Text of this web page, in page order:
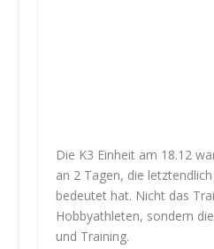
Die K3 Einheit am 18.12
an 2 Tagen, die
bedeutet hat. Nicht das
Hobbyathleten, sondern
und Training.